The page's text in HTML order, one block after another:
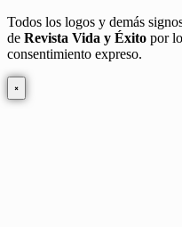
Todos los logos y demás
de Revista Vida y Éxito por
consentimiento expreso.
×